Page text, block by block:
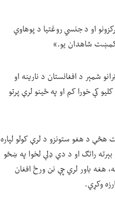
او د جنسي روغتیا د پوهاوي
کمښت شاهدان یو.»
شمېر د افغانستان د نارینه او
کې خورا کم او په ځینو لرې پرتو
هڅې د هغو ستونزو د لرې کولو لپاره
راتګ او د دې ډلې لخوا په ښځو
هغه باور لري چې نن ورځ افغان
وکړي.